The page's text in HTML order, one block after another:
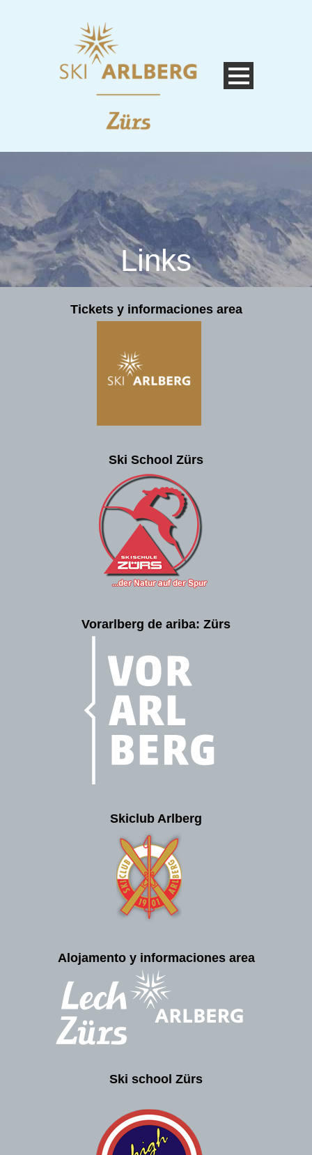
Links
Tickets y informaciones area
Ski School Zürs
Vorarlberg de ariba: Zürs
Skiclub Arlberg
Alojamento y informaciones area
Ski school Zürs